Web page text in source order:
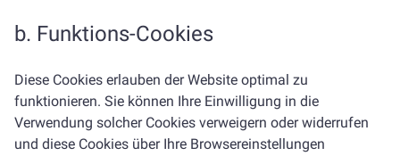
b. Funktions-Cookies
Diese Cookies erlauben der Website optimal zu
funktionieren. Sie können Ihre Einwilligung in die
Verwendung solcher Cookies verweigern oder widerrufen
und diese Cookies über Ihre Browsereinstellungen